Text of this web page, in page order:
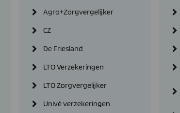
Agro+Zorgvergelijker
CZ
De Friesland
LTO Verzekeringen
LTO Zorgvergelijker
Univé verzekeringen